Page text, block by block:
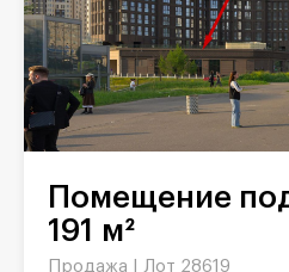
Помещение под сувениры,
191 м²
Продажа | Лот 28619